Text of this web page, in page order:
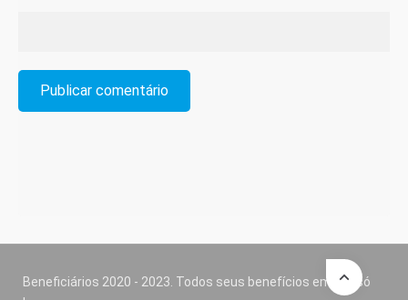
Beneficiários 2020 - 2023. Todos seus benefícios em um só